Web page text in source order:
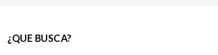
¿QUE BUSCA?